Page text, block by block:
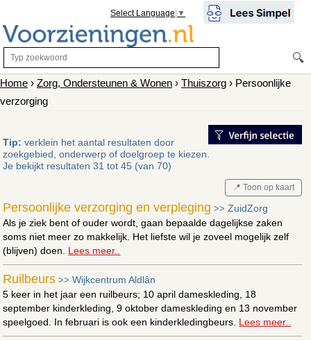
Select Language ▼
🔍
Home › Zorg, Ondersteunen & Wonen › Thuiszorg › Persoonlijke
verzorging
Tip: verklein het aantal resultaten door
zoekgebied, onderwerp of doelgroep te kiezen.
Je bekijkt resultaten 31 tot 45 (van 70)
📍 Toon op kaart
Persoonlijke verzorging en verpleging >>ZuidZorg
Als je ziek bent of ouder wordt, gaan bepaalde dagelijkse zaken
soms niet meer zo makkelijk. Het liefste wil je zoveel mogelijk zelf
(blijven) doen. Lees meer..
Ruilbeurs >>Wijkcentrum Aldlân
5 keer in het jaar een ruilbeurs; 10 april dameskleding, 18
september kinderkleding, 9 oktober dameskleding en 13 november
speelgoed. In februari is ook een kinderkledingbeurs. Lees meer..